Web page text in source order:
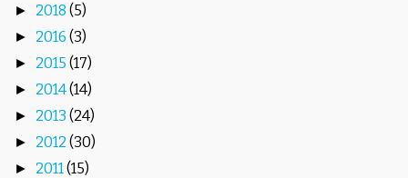
► 2018 (5)
► 2016 (3)
► 2015 (17)
► 2014(14)
► 2013 (24)
► 2012 (30)
► 2011(15)